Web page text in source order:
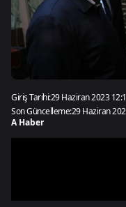
Giriş Tarihi:29 Haziran 2023
Son Güncelleme:29 Haziran
A Haber